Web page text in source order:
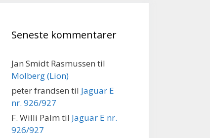
Seneste kommentarer
Jan Smidt Rasmussen til
Molberg (Lion)
peter frandsen til Jaguar E
nr. 926/927
F. Willi Palm til Jaguar E nr.
926/927